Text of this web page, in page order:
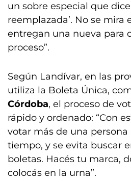
un sobre especial que dice
reemplazada’. No se mira
entregan una nueva para
proceso”.
Según Landívar, en las
utiliza la Boleta Única,
Córdoba, el proceso de
rápido y ordenado: “Con
votar más de una
tiempo, y se evita buscar
boletas. Hacés tu marca,
colocás en la urna”.